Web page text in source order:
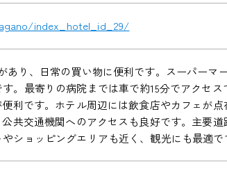
index_hotel_id_29/
あり、日常の買い物に便利です。スーパーマ
。最寄りの病院までは車で約15分でアクセ
利です。ホテル周辺には飲食店やカフェが
共交通機関へのアクセスも良好です。主要
ショッピングエリアも近く、観光にも最適で